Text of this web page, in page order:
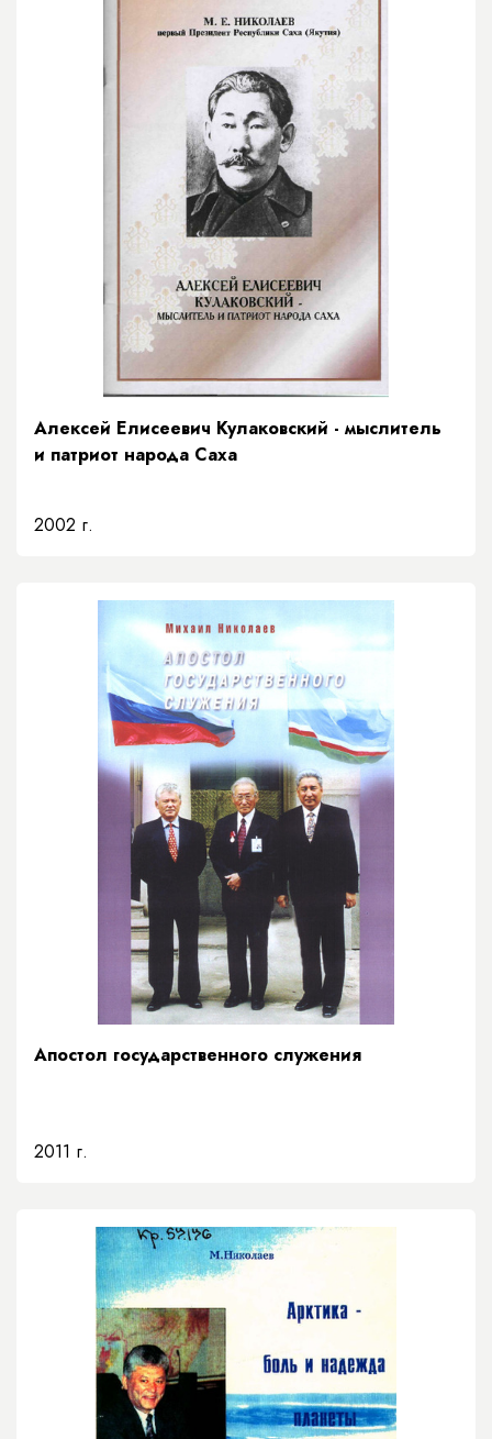
Алексей Елисеевич Кулаковский - мыслитель
и патриот народа Саха
2002 г.
Апостол государственного служения
2011 г.